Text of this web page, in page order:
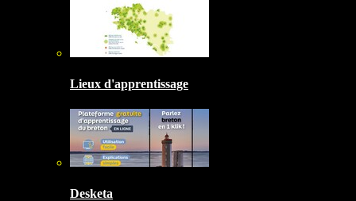
Lieux d'apprentissage
Desketa